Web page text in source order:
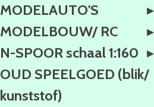
MODELAUTO'S
MODELBOUW/ RC
N-SPOOR schaal 1:160
OUD SPEELGOED (blik/
kunststof)